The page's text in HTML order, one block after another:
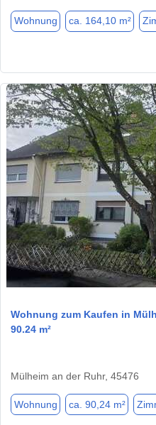
Wohnung ca. 164,10 m²
Wohnung zum Kaufen in
90.24 m²
Mülheim an der Ruhr, 45476
Wohnung ca. 90,24 m²